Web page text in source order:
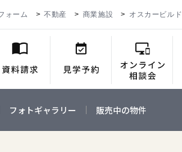
ォーム 不動産 商業施設 オスカービルド
フォトギャラリー 販売中の物件